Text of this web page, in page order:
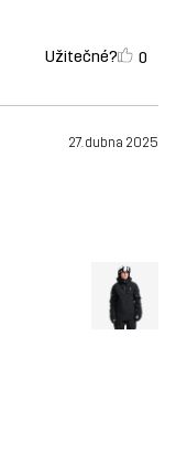
Užitečné? 0
27. dubna 2025